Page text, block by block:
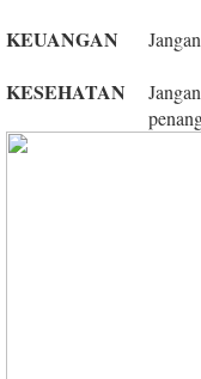
KEUANGAN
KESEHATAN